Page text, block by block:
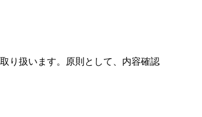
り扱います。原則として、内容確認